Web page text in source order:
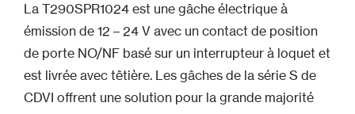
La T290SPR1024 est une gâche électrique à
émission de 12 – 24 V avec un contact de position
de porte NO/NF basé sur un interrupteur à loquet et
est livrée avec têtière. Les gâches de la série S de
CDVI offrent une solution pour la grande majorité